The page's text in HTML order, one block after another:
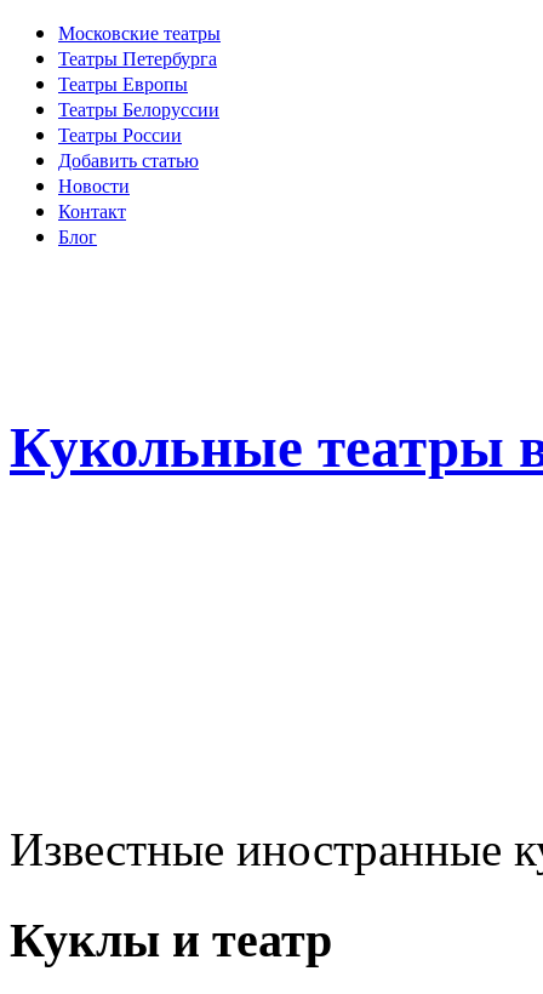
Московские театры
Театры Петербурга
Театры Европы
Театры Белоруссии
Театры России
Добавить статью
Новости
Контакт
Блог
Кукольные театры
Известные иностранные
Куклы и театр